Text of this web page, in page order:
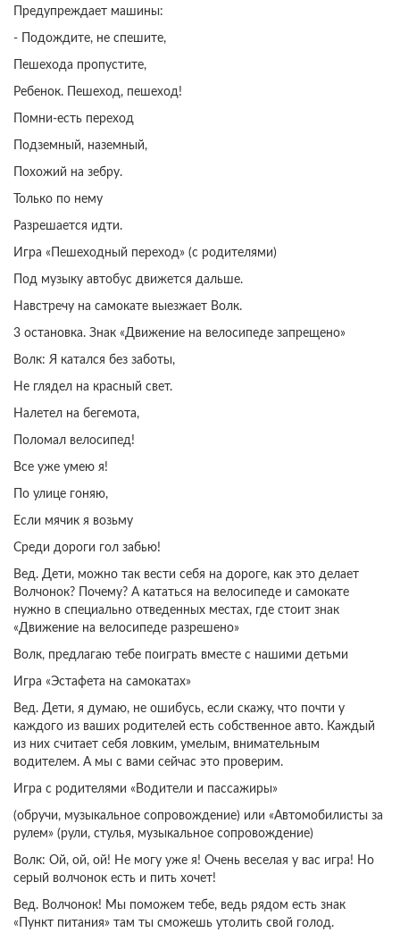
Предупреждает машины:
- Подождите, не спешите,
Пешехода пропустите,
Ребенок. Пешеход, пешеход!
Помни-есть переход
Подземный, наземный,
Похожий на зебру.
Только по нему
Разрешается идти.
Игра «Пешеходный переход» (с родителями)
Под музыку автобус движется дальше.
Навстречу на самокате выезжает Волк.
3 остановка. Знак «Движение на велосипеде запрещено»
Волк: Я катался без заботы,
Не глядел на красный свет.
Налетел на бегемота,
Поломал велосипед!
Все уже умею я!
По улице гоняю,
Если мячик я возьму
Среди дороги гол забью!
Вед. Дети, можно так вести себя на дороге, как это делает
Волчонок? Почему? А кататься на велосипеде и самокате
нужно в специально отведенных местах, где стоит знак
«Движение на велосипеде разрешено»
Волк, предлагаю тебе поиграть вместе с нашими детьми
Игра «Эстафета на самокатах»
Вед. Дети, я думаю, не ошибусь, если скажу, что почти у
каждого из ваших родителей есть собственное авто. Каждый
из них считает себя ловким, умелым, внимательным
водителем. А мы с вами сейчас это проверим.
Игра с родителями «Водители и пассажиры»
(обручи, музыкальное сопровождение) или «Автомобилисты за
рулем» (рули, стулья, музыкальное сопровождение)
Волк: Ой, ой, ой! Не могу уже я! Очень веселая у вас игра! Но
серый волчонок есть и пить хочет!
Вед. Волчонок! Мы поможем тебе, ведь рядом есть знак
«Пункт питания» там ты сможешь утолить свой голод.